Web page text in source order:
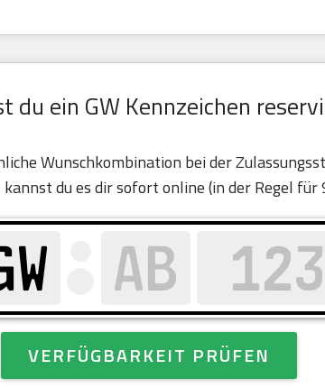
du ein GW Kennzeichen
Wunschkombination bei der
du es dir sofort online (in der Regel für
VERFÜGBARKEIT PRÜFEN